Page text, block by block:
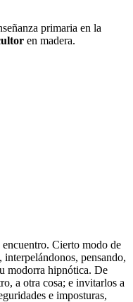
primaria en la
en madera.
Cierto modo de
pensando,
modorra hipnótica. De
a otra cosa; e invitarlos a
e imposturas,